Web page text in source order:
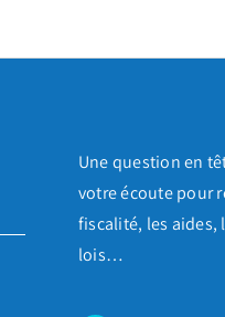
Une question en
votre écoute pour
fiscalité, les aides,
lois…